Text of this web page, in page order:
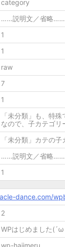
category
……説明文／省略……
1
1
raw
7
1
「未分類」も、特
なので、子カテゴリ
「未分類」カテの子
……説明文／省略……
1
dance.com/
2
WPはじめました(´ω
wp-hajimeru